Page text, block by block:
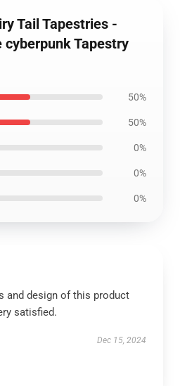
Tail Tapestries -
cyberpunk Tapestry
50%
50%
0%
0%
0%
and design of this product
satisfied.
Dec 15, 2024